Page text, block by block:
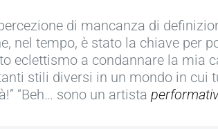
di mancanza di
nel tempo, è stato la chiave per
eclettismo a condannare la mia
stili diversi in un mondo in cui
“Beh… sono un artista